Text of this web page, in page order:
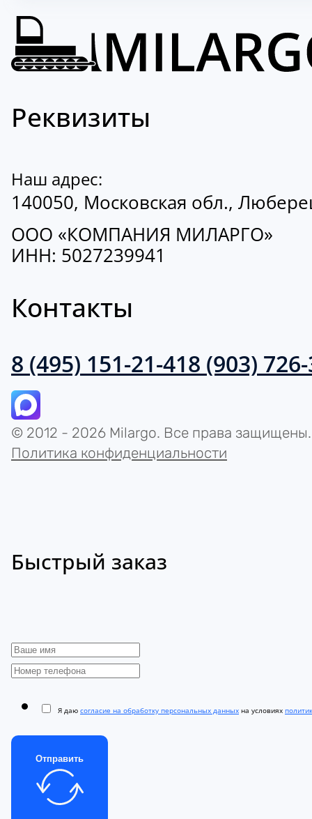
Реквизиты
Наш адрес:
140050, Московская обл.,
ООО «КОМПАНИЯ МИЛАРГО»
ИНН: 5027239941
Контакты
8 (495) 151-21-418 (903)
© 2012 - 2026 Milargo. Все права защищены.
Политика конфиденциальности
Быстрый заказ
Я даю согласие на обработку персональных данных на условиях
Отправить